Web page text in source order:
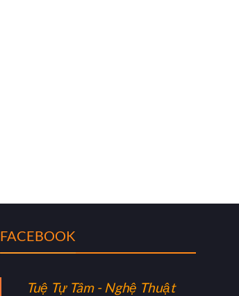
FACEBOOK
Tuệ Tự Tâm - Nghệ Thuật